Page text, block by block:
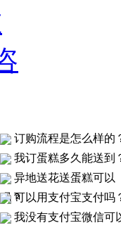
订购流程是怎么样的
我订蛋糕多久能送到
异地送花送蛋糕可以
吗？可以用支付宝支付吗
我没有支付宝微信可